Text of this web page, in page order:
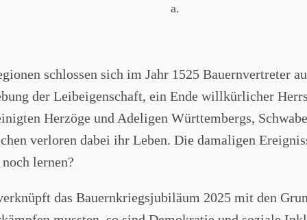
a.
schlossen sich im Jahr 1525
der Leibeigenschaft, ein Ende willkürlicher
Herzöge und Adeligen Württembergs,
verloren dabei ihr Leben. Die damaligen
lernen?
das Bauernkriegsjubiläum 2025 mit den